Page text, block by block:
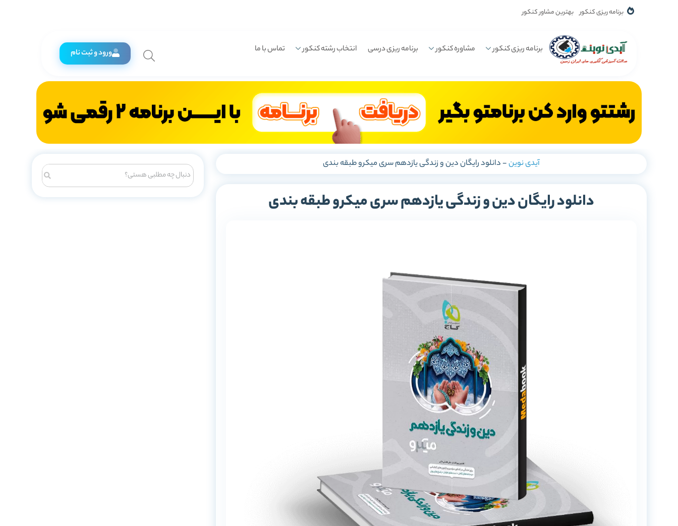
برنامه ریزی کنکور بهترین مشاور کنکور
برنامه ریزی کنکور مشاوره کنکور برنامه ریزی درسی انتخاب رشته کنکور تماس با ما ورود و ثبت نام
آیدی نوین-دانلود رایگان دین و زندگی یازدهم سری میکرو طبقه بندی
دانلود رایگان دین و زندگی یازدهم سری میکرو طبقه بندی